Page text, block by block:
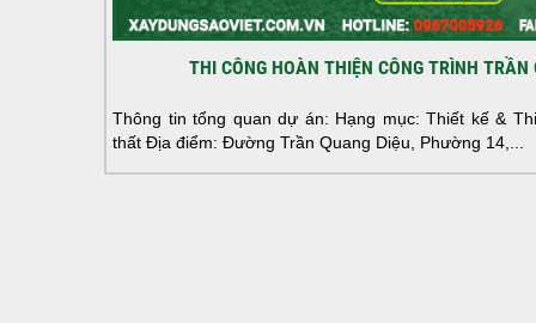
THI CÔNG HOÀN THIỆN CÔNG TRÌNH TRẦN
Thông tin tổng quan dự án: Hạng mục: Thiết kế &
thất Địa điểm: Đường Trần Quang Diệu, Phường 14,...